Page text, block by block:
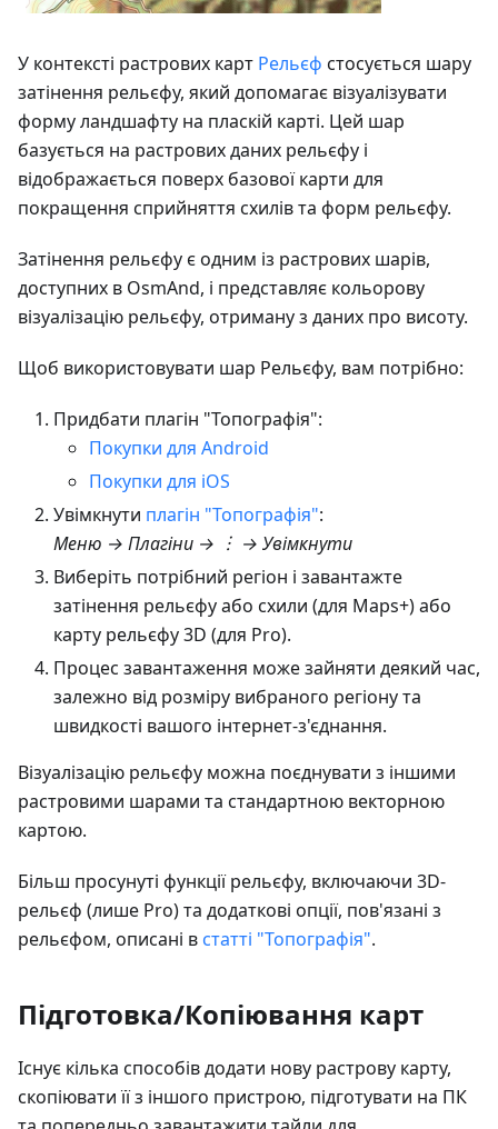
У контексті растрових карт Рельєф стосується шару
затінення рельєфу, який допомагає візуалізувати
форму ландшафту на пласкій карті. Цей шар
базується на растрових даних рельєфу і
відображається поверх базової карти для
покращення сприйняття схилів та форм рельєфу.
Затінення рельєфу є одним із растрових шарів,
доступних в OsmAnd, і представляє кольорову
візуалізацію рельєфу, отриману з даних про висоту.
Щоб використовувати шар Рельєфу, вам потрібно:
Придбати плагін "Топографія":
Покупки для Android
Покупки для iOS
Увімкнути плагін "Топографія":
Меню → Плагіни → ︙ → Увімкнути
Виберіть потрібний регіон і завантажте
затінення рельєфу або схили (для Maps+) або
карту рельєфу 3D (для Pro).
Процес завантаження може зайняти деякий час,
залежно від розміру вибраного регіону та
швидкості вашого інтернет-з'єднання.
Візуалізацію рельєфу можна поєднувати з іншими
растровими шарами та стандартною векторною
картою.
Більш просунуті функції рельєфу, включаючи 3D-
рельєф (лише Pro) та додаткові опції, пов'язані з
рельєфом, описані в статті "Топографія".
Підготовка/Копіювання карт
Існує кілька способів додати нову растрову карту,
скопіювати її з іншого пристрою, підготувати на ПК